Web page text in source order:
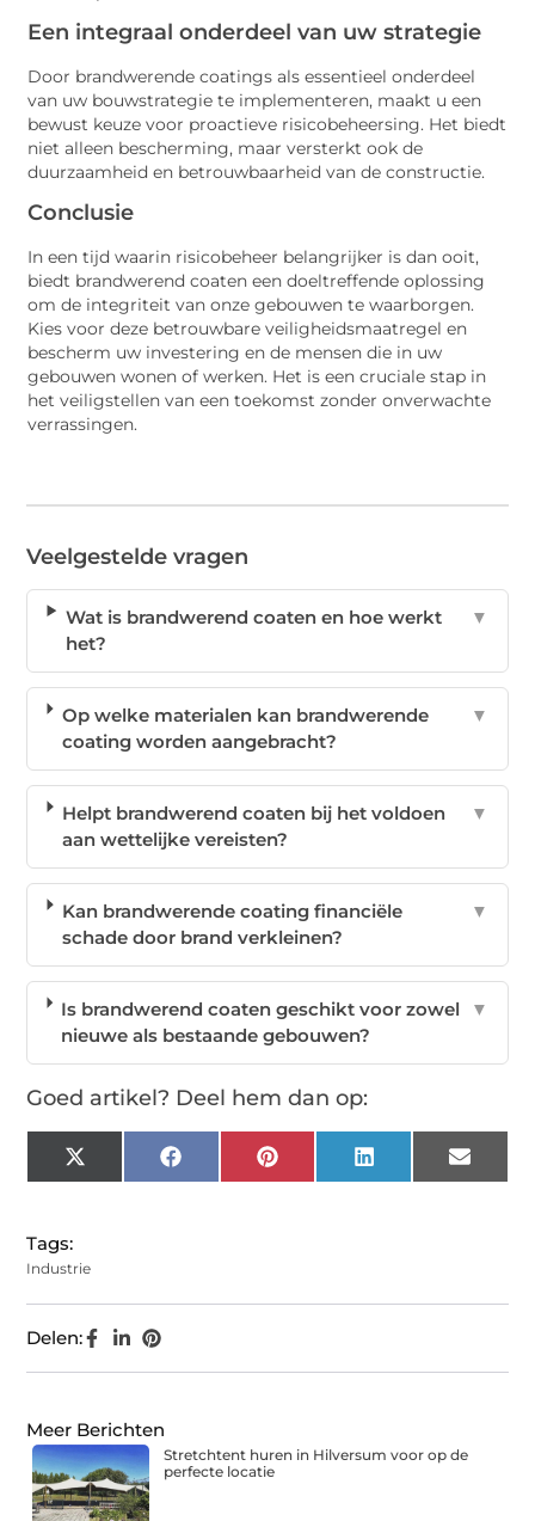
Een integraal onderdeel van uw strategie
Door brandwerende coatings als essentieel onderdeel
van uw bouwstrategie te implementeren, maakt u een
bewust keuze voor proactieve risicobeheersing. Het biedt
niet alleen bescherming, maar versterkt ook de
duurzaamheid en betrouwbaarheid van de constructie.
Conclusie
In een tijd waarin risicobeheer belangrijker is dan ooit,
biedt brandwerend coaten een doeltreffende oplossing
om de integriteit van onze gebouwen te waarborgen.
Kies voor deze betrouwbare veiligheidsmaatregel en
bescherm uw investering en de mensen die in uw
gebouwen wonen of werken. Het is een cruciale stap in
het veiligstellen van een toekomst zonder onverwachte
verrassingen.
Veelgestelde vragen
Wat is brandwerend coaten en hoe werkt
het?
▼
Op welke materialen kan brandwerende
coating worden aangebracht?
▼
Helpt brandwerend coaten bij het voldoen
aan wettelijke vereisten?
▼
Kan brandwerende coating financiële
schade door brand verkleinen?
▼
Is brandwerend coaten geschikt voor zowel
nieuwe als bestaande gebouwen?
▼
Goed artikel? Deel hem dan op:
X
(Twitter)
Facebook Pinterest LinkedIn Email
Tags:
Industrie
Delen:
Meer Berichten
Stretchtent huren in Hilversum voor op de
perfecte locatie